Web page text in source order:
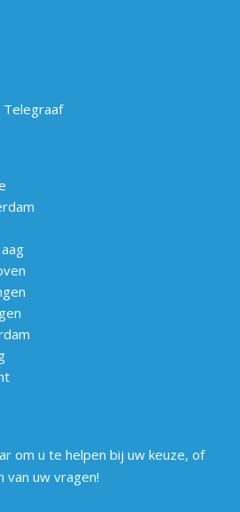
Telegraaf
om u te helpen bij uw keuze, of
uw vragen!